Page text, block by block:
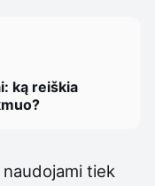
ką reiškia
tiek